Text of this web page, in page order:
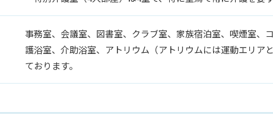
事務室、会議室、図書室、クラブ室、家族宿泊室、喫煙室、
護浴室、介助浴室、アトリウム（アトリウムには運動エリア
ております。